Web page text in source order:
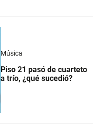
Música
Piso 21 pasó de cuarteto
a trío, ¿qué sucedió?